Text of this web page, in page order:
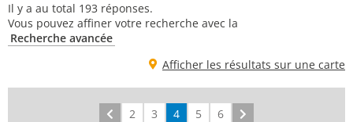
Il y a au total 193 réponses.
Vous pouvez affiner votre recherche avec la
Recherche avancée
Afficher les résultats sur une carte
Précédent
2 3 4 5 6